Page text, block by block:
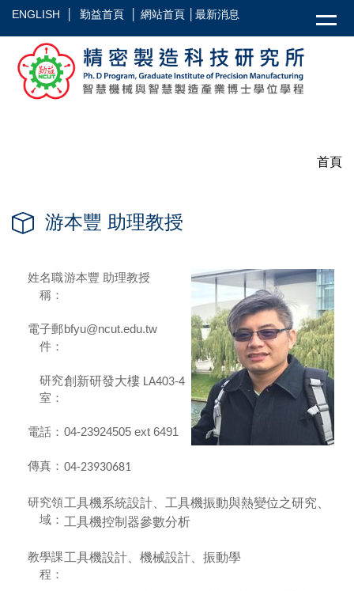
跳
要
ENGLISH 勤益首頁 網站首頁 最新消息
首頁
游本豐 助理教授
姓名職
稱：
游本豐 助理教授
電子郵
件：
bfyu@ncut.edu.tw
研究
室：
創新研發大樓 LA403-4
電話： 04-23924505 ext 6491
傳真： 04-23930681
研究領
域：
工具機系統設計、工具機振動與熱變位之研究、
工具機控制器參數分析
教學課
程：
工具機設計、機械設計、振動學